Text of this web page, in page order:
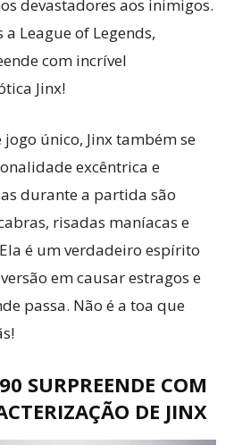
devastadores aos inimigos.
League of Legends,
com incrível
Jinx!
único, Jinx também se
excêntrica e
durante a partida são
risadas maníacas e
é um verdadeiro espírito
em causar estragos e
passa. Não é a toa que
SURPREENDE COM
DE JINX